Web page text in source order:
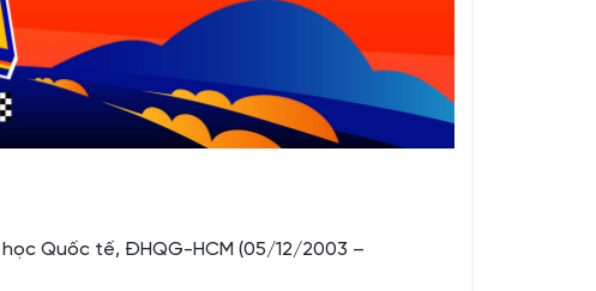
Quốc tế, ĐHQG-HCM (05/12/2003 –